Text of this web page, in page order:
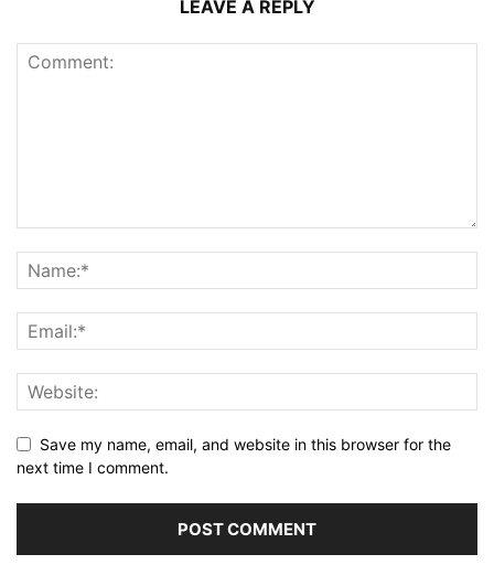
LEAVE A REPLY
Save my name, email, and website in this browser for the
next time I comment.